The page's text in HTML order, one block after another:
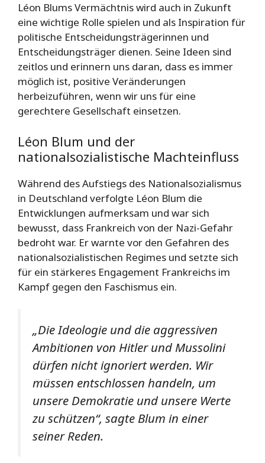
Léon Blums Vermächtnis wird auch in Zukunft
eine wichtige Rolle spielen und als Inspiration für
politische Entscheidungsträgerinnen und
Entscheidungsträger dienen. Seine Ideen sind
zeitlos und erinnern uns daran, dass es immer
möglich ist, positive Veränderungen
herbeizuführen, wenn wir uns für eine
gerechtere Gesellschaft einsetzen.
Léon Blum und der
nationalsozialistische Machteinfluss
Während des Aufstiegs des Nationalsozialismus
in Deutschland verfolgte Léon Blum die
Entwicklungen aufmerksam und war sich
bewusst, dass Frankreich von der Nazi-Gefahr
bedroht war. Er warnte vor den Gefahren des
nationalsozialistischen Regimes und setzte sich
für ein stärkeres Engagement Frankreichs im
Kampf gegen den Faschismus ein.
„Die Ideologie und die aggressiven
Ambitionen von Hitler und Mussolini
dürfen nicht ignoriert werden. Wir
müssen entschlossen handeln, um
unsere Demokratie und unsere Werte
zu schützen“, sagte Blum in einer
seiner Reden.